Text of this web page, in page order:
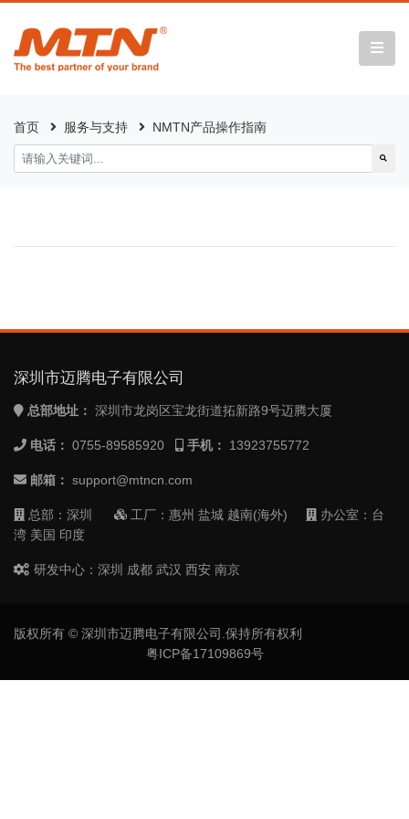
首页 服务与支持 NMTN产品操作指南
深圳市迈腾电子有限公司
总部地址： 深圳市龙岗区宝龙街道拓新路9号迈腾大厦
电话： 0755-89585920 手机： 13923755772
邮箱： support@mtncn.com
总部：深圳 工厂：惠州 盐城 越南(海外)
办公室：台
湾 美国 印度
研发中心：深圳 成都 武汉 西安 南京
版权所有 © 深圳市迈腾电子有限公司.保持所有权利
粤ICP备17109869号